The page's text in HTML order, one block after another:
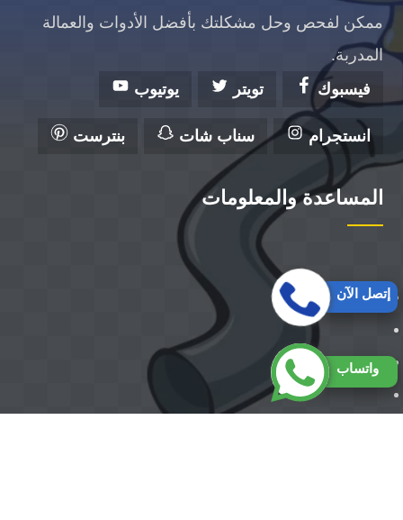
ممكن لفحص وحل مشكلتك بأفضل الأدوات والعمالة
المدربة.
فيسبوك
تويتر يوتيوب
انستجرام سناب شات بنترست
المساعدة والمعلومات
واتساب
إتصل الآن